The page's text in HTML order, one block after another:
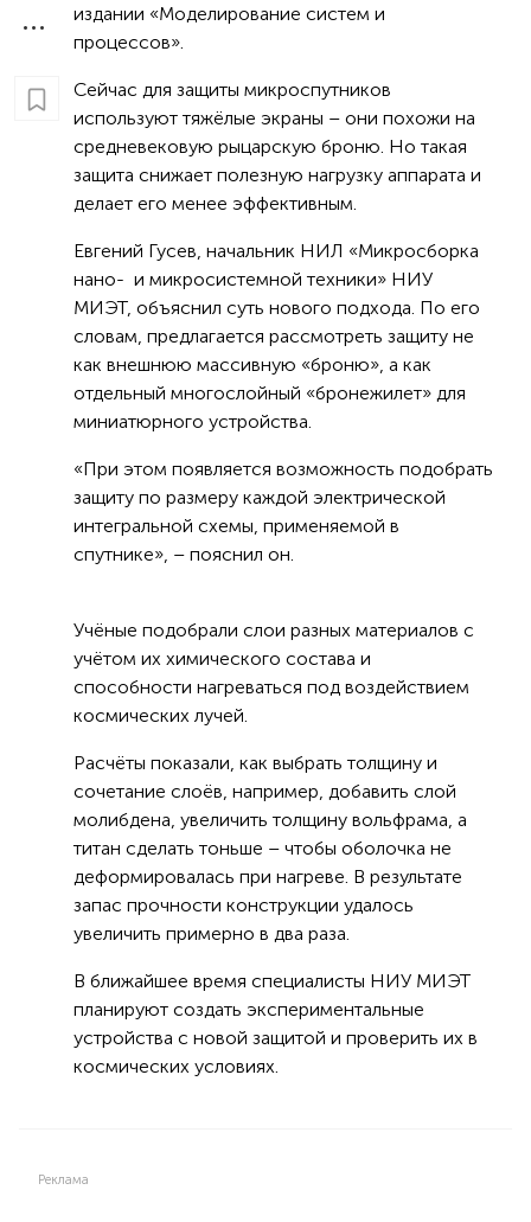
издании «Моделирование систем и
процессов».
Сейчас для защиты микроспутников
используют тяжёлые экраны – они похожи на
средневековую рыцарскую броню. Но такая
защита снижает полезную нагрузку аппарата и
делает его менее эффективным.
Евгений Гусев, начальник НИЛ «Микросборка
нано- и микросистемной техники» НИУ
МИЭТ, объяснил суть нового подхода. По его
словам, предлагается рассмотреть защиту не
как внешнюю массивную «броню», а как
отдельный многослойный «бронежилет» для
миниатюрного устройства.
«При этом появляется возможность подобрать
защиту по размеру каждой электрической
интегральной схемы, применяемой в
спутнике», – пояснил он.
Учёные подобрали слои разных материалов с
учётом их химического состава и
способности нагреваться под воздействием
космических лучей.
Расчёты показали, как выбрать толщину и
сочетание слоёв, например, добавить слой
молибдена, увеличить толщину вольфрама, а
титан сделать тоньше – чтобы оболочка не
деформировалась при нагреве. В результате
запас прочности конструкции удалось
увеличить примерно в два раза.
В ближайшее время специалисты НИУ МИЭТ
планируют создать экспериментальные
устройства с новой защитой и проверить их в
космических условиях.
Реклама